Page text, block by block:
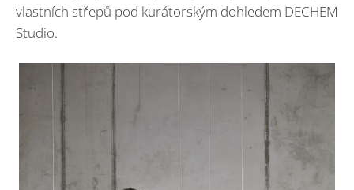
vlastních střepů pod kurátorským dohledem DECHEM
Studio.